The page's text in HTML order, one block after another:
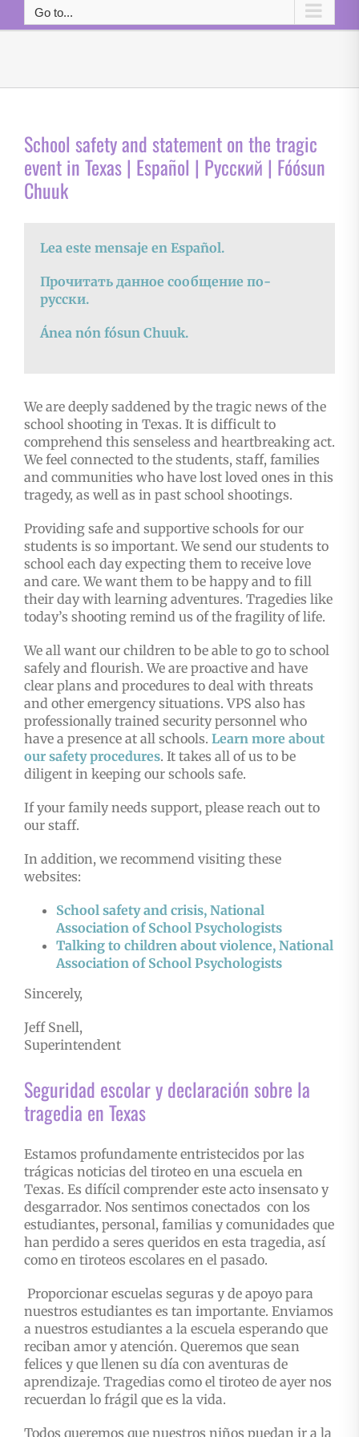
Go to...
School safety and statement on the tragic
event in Texas | Español | Русский | Fóósun
Chuuk
Lea este mensaje en Español.
Прочитать данное сообщение по-
русски.
Ánea nón fósun Chuuk.
We are deeply saddened by the tragic news of the
school shooting in Texas. It is difficult to
comprehend this senseless and heartbreaking act.
We feel connected to the students, staff, families
and communities who have lost loved ones in this
tragedy, as well as in past school shootings.
Providing safe and supportive schools for our
students is so important. We send our students to
school each day expecting them to receive love
and care. We want them to be happy and to fill
their day with learning adventures. Tragedies like
today’s shooting remind us of the fragility of life.
We all want our children to be able to go to school
safely and flourish. We are proactive and have
clear plans and procedures to deal with threats
and other emergency situations. VPS also has
professionally trained security personnel who
have a presence at all schools. Learn more about
our safety procedures. It takes all of us to be
diligent in keeping our schools safe.
If your family needs support, please reach out to
our staff.
In addition, we recommend visiting these
websites:
School safety and crisis, National
Association of School Psychologists
Talking to children about violence, National
Association of School Psychologists
Sincerely,
Jeff Snell,
Superintendent
Seguridad escolar y declaración sobre la
tragedia en Texas
Estamos profundamente entristecidos por las
trágicas noticias del tiroteo en una escuela en
Texas. Es difícil comprender este acto insensato y
desgarrador. Nos sentimos conectados con los
estudiantes, personal, familias y comunidades que
han perdido a seres queridos en esta tragedia, así
como en tiroteos escolares en el pasado.
Proporcionar escuelas seguras y de apoyo para
nuestros estudiantes es tan importante. Enviamos
a nuestros estudiantes a la escuela esperando que
reciban amor y atención. Queremos que sean
felices y que llenen su día con aventuras de
aprendizaje. Tragedias como el tiroteo de ayer nos
recuerdan lo frágil que es la vida.
Todos queremos que nuestros niños puedan ir a la